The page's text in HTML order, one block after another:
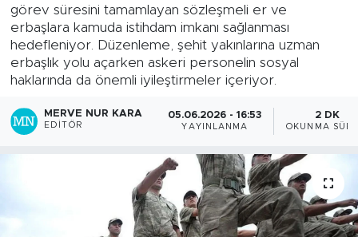
görev süresini tamamlayan sözleşmeli er ve
erbaşlara kamuda istihdam imkanı sağlanması
hedefleniyor. Düzenleme, şehit yakınlarına uzman
erbaşlık yolu açarken askeri personelin sosyal
haklarında da önemli iyileştirmeler içeriyor.
MERVE NUR KARA
EDITÖR
05.06.2026 - 16:53
YAYINLANMA
2 DK
OKUNMA
Süper Lig Puan Durumu ve Fikstür
Tüm Manşetler